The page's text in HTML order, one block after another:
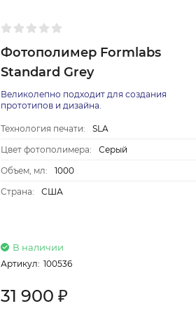
Фотополимер Formlabs
Standard Grey
Великолепно подходит для создания
прототипов и дизайна.
Технология печати:
SLA
Цвет фотополимера:
Серый
Объем, мл:
1000
Страна:
США
В наличии
Артикул: 100536
31 900 ₽